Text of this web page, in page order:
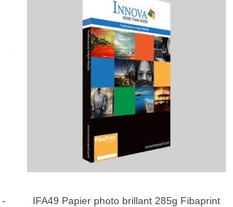
-
AIMER
IFA49 Papier photo brillant 285g Fibaprint